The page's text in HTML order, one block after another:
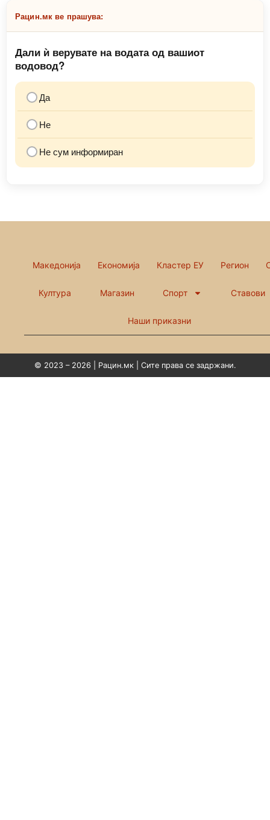
Рацин.мк ве прашува:
Дали ѝ верувате на водата од вашиот
водовод?
Да
Не
Не сум информиран
Македонија Економија Кластер ЕУ Регион
Култура Магазин Спорт Ставови
Наши приказни
© 2023 – 2026 | Рацин.мк | Сите права се задржани.